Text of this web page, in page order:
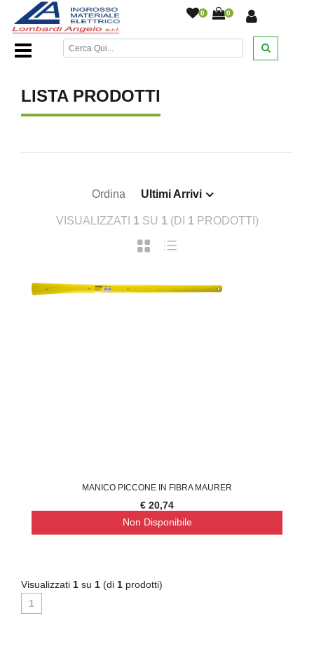
0 0
Home Page//
LISTA PRODOTTI
Ordina Ultimi Arrivi
VISUALIZZATI 1 SU 1 (DI 1 PRODOTTI)
MANICO PICCONE IN FIBRA MAURER
€ 20,74
Non Disponibile
Visualizzati 1 su 1 (di 1 prodotti)
1